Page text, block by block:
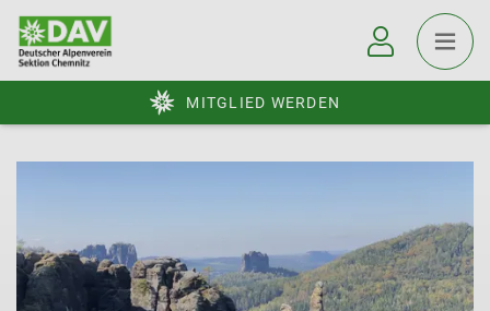
MITGLIED WERDEN